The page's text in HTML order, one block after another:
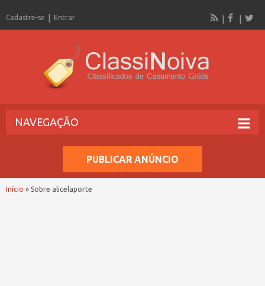
Cadastre-se Entrar
NAVEGAÇÃO
PUBLICAR ANÚNCIO
Início » Sobre alicelaporte